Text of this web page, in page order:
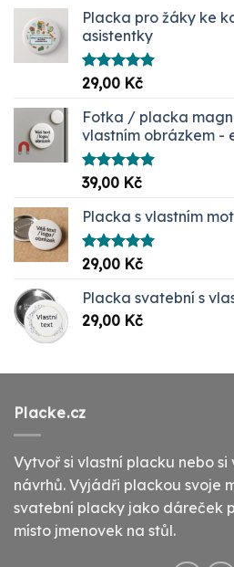
Placka pro žáky ke
asistentky
Hodnocení
5.00
29,00 Kč
Fotka / placka
vlastním obrázkem -
Hodnocení
5.00
39,00 Kč
Placka s vlastním
Hodnocení
5.00
29,00 Kč
Placka svatební s
29,00 Kč
Placke.cz
Vytvoř si vlastní placku nebo si
návrhů. Vyjádři plackou svoje
svatební placky jako dáreček
místo jmenovek na stůl.